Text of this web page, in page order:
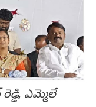
ఎమ్మెలే